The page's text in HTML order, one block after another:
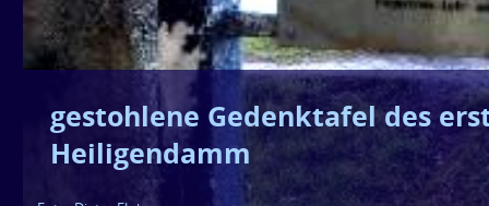
gestohlene Gedenktafel des
Heiligendamm